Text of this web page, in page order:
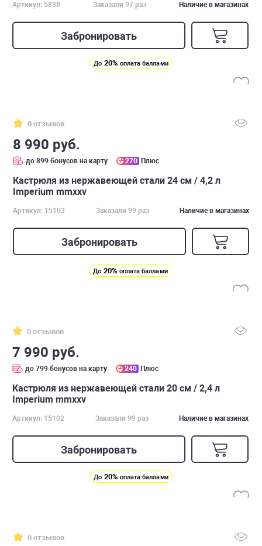
Артикул: 5838 Заказали 97 раз Наличие в магазинах
Забронировать
До 20% оплата баллами
0 отзывов
8 990 руб.
до 899 бонусов на карту 270 Плюс
Кастрюля из нержавеющей стали 24 см / 4,2 л
Imperium mmxxv
Артикул: 15103 Заказали 99 раз Наличие в магазинах
Забронировать
До 20% оплата баллами
0 отзывов
7 990 руб.
до 799 бонусов на карту 240 Плюс
Кастрюля из нержавеющей стали 20 см / 2,4 л
Imperium mmxxv
Артикул: 15102 Заказали 99 раз Наличие в магазинах
Забронировать
До 20% оплата баллами
0 отзывов